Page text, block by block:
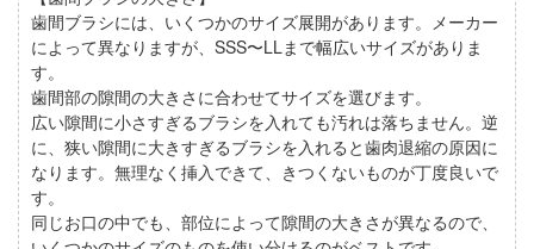
歯間ブラシには、いくつかのサイズ展開があります。メーカー
によって異なりますが、SSS〜LLまで幅広いサイズがありま
す。
歯間部の隙間の大きさに合わせてサイズを選びます。
広い隙間に小さすぎるブラシを入れても汚れは落ちません。逆
に、狭い隙間に大きすぎるブラシを入れると歯肉退縮の原因に
なります。無理なく挿入できて、きつくないものが丁度良いで
す。
同じお口の中でも、部位によって隙間の大きさが異なるので、